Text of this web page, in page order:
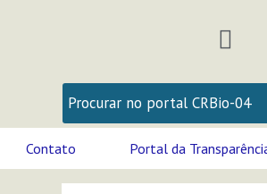
F
a
c
e
b
o
o
Contato Portal da